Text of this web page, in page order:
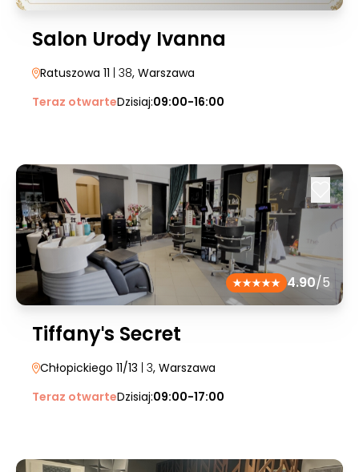
Salon Urody Ivanna
Ratuszowa 11 | 38, Warszawa
Teraz otwarteDzisiaj:09:00-16:00
4.90/5
Tiffanyˈs Secret
Chłopickiego 11/13 | 3, Warszawa
Teraz otwarteDzisiaj:09:00-17:00